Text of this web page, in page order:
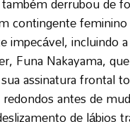
contingente
impecável, incluindo
Funa Nakayama,
assinatura frontal
antes de
de lábios